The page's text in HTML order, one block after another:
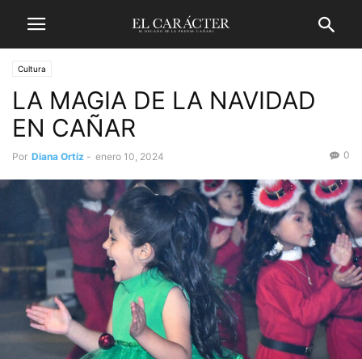
Cultura
LA MAGIA DE LA NAVIDAD
EN CAÑAR
Por Diana Ortiz - enero 10, 2024 0